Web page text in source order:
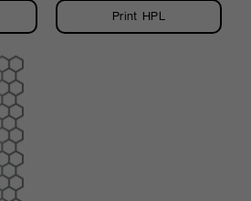
Print HPL